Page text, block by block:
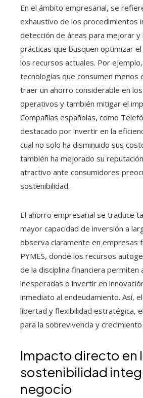
En el ámbito empresarial, se
exhaustivo de los procedimientos
detección de áreas para mejorar y
prácticas que busquen optimizar
los recursos actuales. Por
tecnologías que consumen menos
traer un ahorro considerable en
operativos y también mitigar el
Compañías españolas, como
destacado por invertir en la
cual no solo ha disminuido sus
también ha mejorado su
atractivo ante consumidores
sostenibilidad.
El ahorro empresarial se traduce
mayor capacidad de inversión a
observa claramente en empresas
PYMES, donde los recursos
de la disciplina financiera permiten
inesperadas o invertir en
inmediato al endeudamiento. Así,
libertad y flexibilidad estratégica,
para la sobrevivencia y
Impacto directo en
sostenibilidad
negocio